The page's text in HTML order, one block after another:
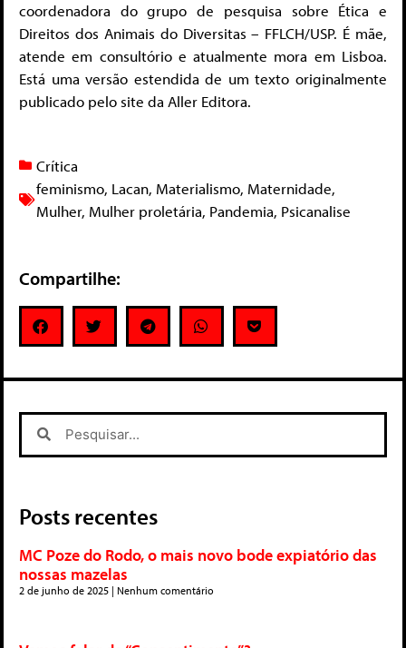
coordenadora do grupo de pesquisa sobre Ética e
Direitos dos Animais do Diversitas – FFLCH/USP. É mãe,
atende em consultório e atualmente mora em Lisboa.
Está uma versão estendida de um texto originalmente
publicado pelo site da Aller Editora.
Crítica
feminismo, Lacan, Materialismo, Maternidade,
Mulher, Mulher proletária, Pandemia, Psicanalise
Compartilhe:
Posts recentes
MC Poze do Rodo, o mais novo bode expiatório das
nossas mazelas
2 de junho de 2025 Nenhum comentário